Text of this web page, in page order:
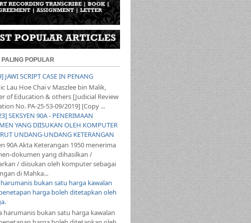
POPULAR
JAWI SCRIPT CASE IN PENANG
Lau Hoe Chai v Maszlee bin Malik,
of Education & others [Judicial Review
No. PA-25-53-09/2019] [Copy ...
SEKSYEN 90A - PENERIMAAN
YANG DIISUKAN OLEH KOMPUTER
UNDANG-UNDANG KETERANGAN
90A Akta Keterangan 1950 menerima
dokumen yang dihasilkan /
/ diisukan oleh komputer sebagai
di Mahka...
bukan satu harga kawalan
harga boleh ditetapkan oleh
harumanis bukan satu harga kawalan